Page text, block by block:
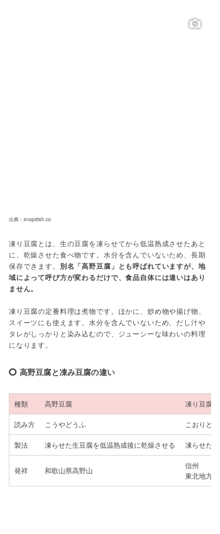
出典：snapdish.co
凍り豆腐とは、生の豆腐を凍らせてから低温熟成させたあと
に、乾燥させた食べ物です。水分を含んでいないため、長期
保存できます。 別名「高野豆腐」とも呼ばれていますが、地
域によって呼び方が変わるだけで、食品自体には違いはあり
ません。
凍り豆腐の定番料理は煮物です。ほかに、炒め物や揚げ物、
スイーツにも使えます。水分を含んでいないため、だし汁や
タレがしっかりと染み込むので、ジューシーな味わいの料理
になります。
高野豆腐と凍み豆腐の違い
種類 高野豆腐 凍り豆腐
読み方 こうやどうふ こおりど
製法 凍らせた生豆腐を低温熟成後に乾燥させる 凍らせた
発祥 和歌山県高野山
信州
東北地方